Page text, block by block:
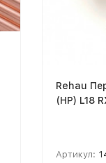
Rehau
(НР) L18
Артикул: